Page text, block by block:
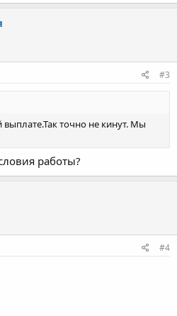
#3
точно не кинут. Мы
работы?
#4